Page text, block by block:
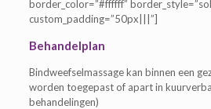
border_color=”#ffffff”
custom_padding=”50px|||”]
Behandelplan
Bindweefselmassage kan binnen een
worden toegepast of apart in
behandelingen)